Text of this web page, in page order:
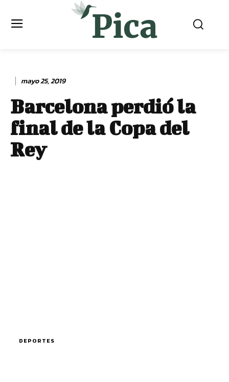
mayo 25, 2019
Barcelona perdió la
final de la Copa del
Rey
DEPORTES